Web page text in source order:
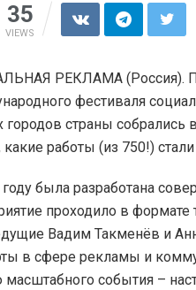
35
VIEWS
РЕКЛАМА (Россия).
фестиваля
городов страны
какие работы (из 750!)
году была разработана
проходило в
Вадим Такменёв и
в сфере рекламы и
масштабного события –